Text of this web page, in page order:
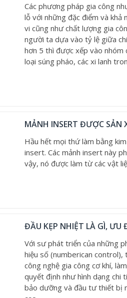
Các phương pháp gia công
lỗ với những đặc điểm và khả
vi cũng như chất lượng gia
người ta dựa vào tỷ lệ giữa
hơn 5 thì được xếp vào nhóm
loại súng pháo, các xi lanh
MẢNH INSERT ĐƯỢC SẢN
Hầu hết mọi thứ làm bằng
insert. Các mảnh insert này
vậy, nó được làm từ các vật
ĐẦU KẸP NHIỆT LÀ GÌ, ƯU
Với sư phát triển của những
hiệu số (numberican
công nghệ gia công cơ khí,
quyết định như hình dạng chi
bảo dưỡng và đầu tư thiết bị